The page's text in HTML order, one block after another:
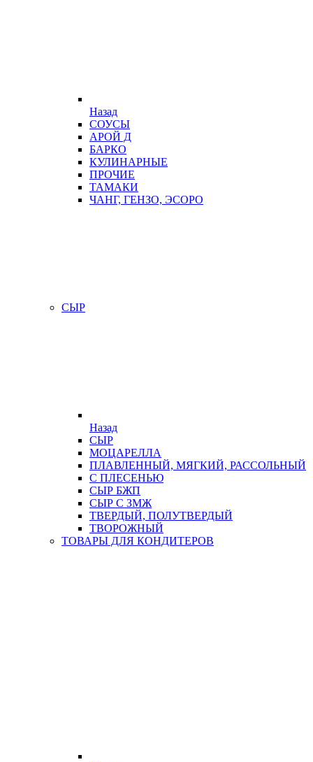
Назад
СОУСЫ
АРОЙ Д
БАРКО
КУЛИНАРНЫЕ
ПРОЧИЕ
ТАМАКИ
ЧАНГ, ГЕНЗО, ЭСОРО
СЫР
Назад
СЫР
МОЦАРЕЛЛА
ПЛАВЛЕННЫЙ, МЯГКИЙ, РАССОЛЬНЫЙ
С ПЛЕСЕНЬЮ
СЫР БЖП
СЫР С ЗМЖ
ТВЕРДЫЙ, ПОЛУТВЕРДЫЙ
ТВОРОЖНЫЙ
ТОВАРЫ ДЛЯ КОНДИТЕРОВ